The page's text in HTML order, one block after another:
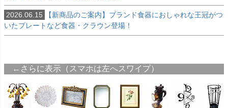
2026.06.15
【新商品のご案内】ブランド食器におしゃれな王冠がつ
いたプレートなど食器・クラウン登場！